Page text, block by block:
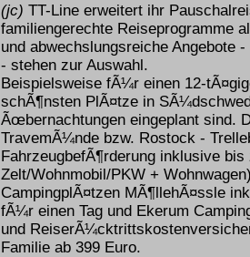
(jc) TT-Line erweitert ihr
familiengerechte Reiseprogramme
und abwechslungsreiche Angebote
- stehen zur Auswahl.
Beispielsweise fÃ¼r einen 12-
schÃ¶nsten PlÃ¤tze in
Ãœbernachtungen eingeplant sind.
TravemÃ¼nde bzw. Rostock -
FahrzeugbefÃ¶rderung inklusive
Zelt/Wohnmobil/PKW +
CampingplÃ¤tzen MÃ¶llehÃ¤ssle
fÃ¼r einen Tag und Ekerum
und
Familie ab 399 Euro.